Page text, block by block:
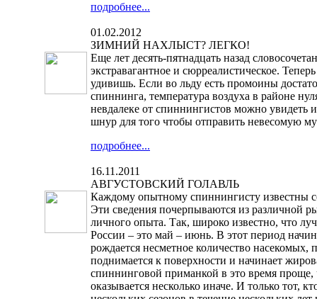
подробнее...
01.02.2012
ЗИМНИЙ НАХЛЫСТ? ЛЕГКО!
Еще лет десять-пятнадцать назад
экстравагантное и сюрреалистическое.
удивишь. Если во льду есть промоины
спиннинга, температура воздуха в районе
невдалеке от спиннингистов можно увидеть
шнур для того чтобы отправить невесомую
подробнее...
16.11.2011
АВГУСТОВСКИЙ ГОЛАВЛЬ
Каждому опытному спиннингисту известны
Эти сведения почерпываются из различной
личного опыта. Так, широко известно, что
России – это май – июнь. В этот период
рождается несметное количество насекомых,
поднимается к поверхности и начинает
спиннинговой приманкой в это время проще,
оказывается несколько иначе. И только тот,